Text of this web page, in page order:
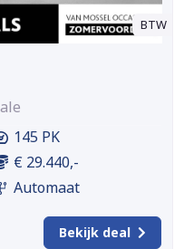
BTW
145 PK
€ 29.440,-
Automaat
Bekijk deal